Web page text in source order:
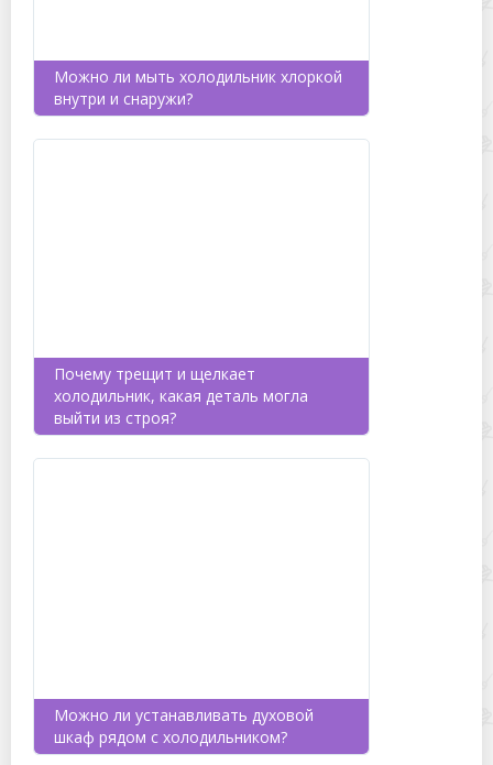
Можно ли мыть холодильник хлоркой
внутри и снаружи?
Почему трещит и щелкает
холодильник, какая деталь могла
выйти из строя?
Можно ли устанавливать духовой
шкаф рядом с холодильником?